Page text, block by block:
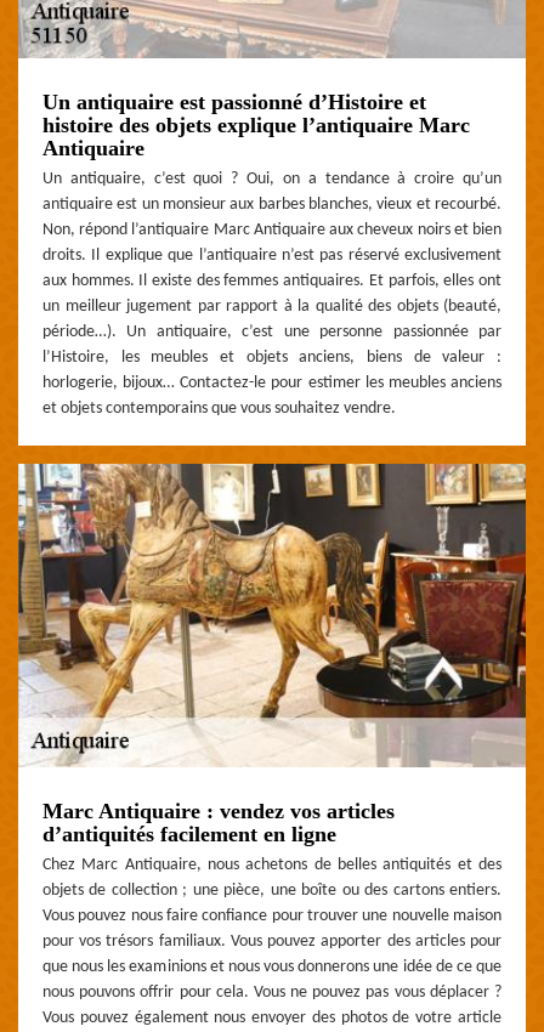
Un antiquaire est passionné d’Histoire et
histoire des objets explique l’antiquaire Marc
Antiquaire
Un antiquaire, c’est quoi ? Oui, on a tendance à croire qu’un
antiquaire est un monsieur aux barbes blanches, vieux et recourbé.
Non, répond l’antiquaire Marc Antiquaire aux cheveux noirs et bien
droits. Il explique que l’antiquaire n’est pas réservé exclusivement
aux hommes. Il existe des femmes antiquaires. Et parfois, elles ont
un meilleur jugement par rapport à la qualité des objets (beauté,
période…). Un antiquaire, c’est une personne passionnée par
l’Histoire, les meubles et objets anciens, biens de valeur :
horlogerie, bijoux… Contactez-le pour estimer les meubles anciens
et objets contemporains que vous souhaitez vendre.
Marc Antiquaire : vendez vos articles
d’antiquités facilement en ligne
Chez Marc Antiquaire, nous achetons de belles antiquités et des
objets de collection ; une pièce, une boîte ou des cartons entiers.
Vous pouvez nous faire confiance pour trouver une nouvelle maison
pour vos trésors familiaux. Vous pouvez apporter des articles pour
que nous les examinions et nous vous donnerons une idée de ce que
nous pouvons offrir pour cela. Vous ne pouvez pas vous déplacer ?
Vous pouvez également nous envoyer des photos de votre article